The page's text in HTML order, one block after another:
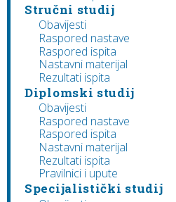
Stručni studij
Obavijesti
Raspored nastave
Raspored ispita
Nastavni materijal
Rezultati ispita
Diplomski studij
Obavijesti
Raspored nastave
Raspored ispita
Nastavni materijal
Rezultati ispita
Pravilnici i upute
Specijalistički studij